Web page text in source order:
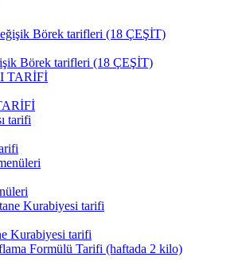
Börek tarifleri (18 ÇEŞİT)
Kurabiyesi tarifi